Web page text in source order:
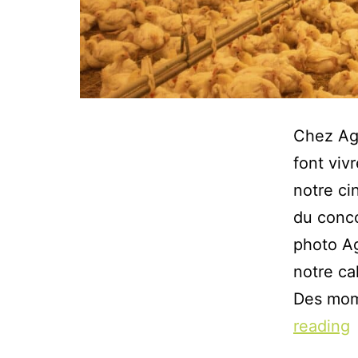
Chez
font
notre
du
photo
notre
Des
reading